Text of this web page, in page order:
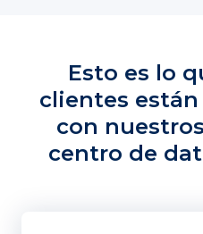
Esto es lo
clientes
con
centro de